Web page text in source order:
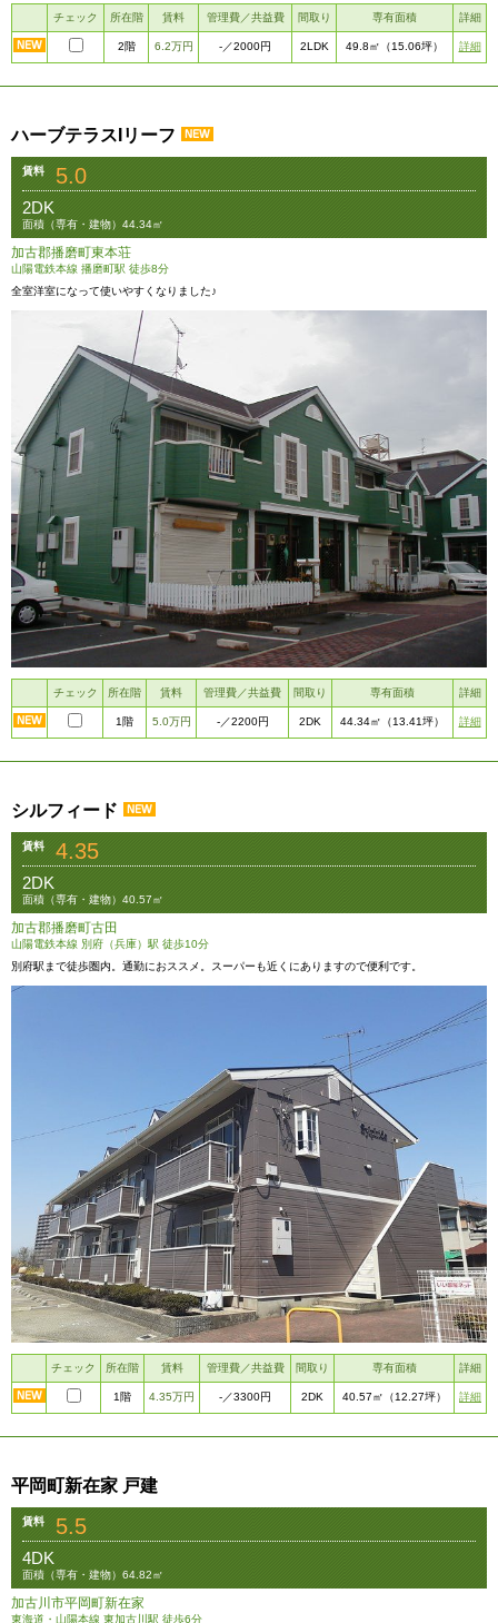
チェック 所在階 賃料 管理費／共益費 間取り 専有面積 詳細
2階 6.2万円 -／2000円 2LDK 49.8㎡ （15.06坪） 詳細
ハーブテラスIリーフ
賃料 5.0
2DK
面積（専有・建物）44.34㎡
加古郡播磨町東本荘
山陽電鉄本線 播磨町駅 徒歩8分
全室洋室になって使いやすくなりました♪
チェック 所在階 賃料 管理費／共益費 間取り 専有面積 詳細
1階 5.0万円 -／2200円 2DK 44.34㎡ （13.41坪） 詳細
シルフィード
賃料 4.35
2DK
面積（専有・建物）40.57㎡
加古郡播磨町古田
山陽電鉄本線 別府（兵庫）駅 徒歩10分
別府駅まで徒歩圏内。通勤におススメ。スーパーも近くにありますので便利です。
チェック 所在階 賃料 管理費／共益費 間取り 専有面積 詳細
1階 4.35万円 -／3300円 2DK 40.57㎡ （12.27坪） 詳細
平岡町新在家 戸建
賃料 5.5
4DK
面積（専有・建物）64.82㎡
加古川市平岡町新在家
東海道・山陽本線 東加古川駅 徒歩6分